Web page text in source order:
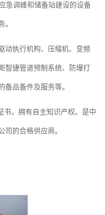
急调峰和储备站建设的设备
。
动执行机构、压缩机、变频
智捷管道预制系统、防爆打
品备件及服务等。
书，拥有自主知识产权。是中
的合格供应商。